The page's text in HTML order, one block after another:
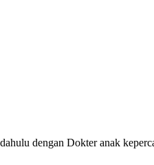
dengan Dokter anak